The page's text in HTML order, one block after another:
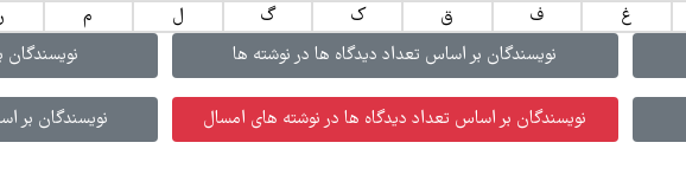
غ ف ق ک گ ل م
نویسندگان بر اساس تعداد دیدگاه ها در نوشته ها نویسندگان
نویسندگان بر اساس تعداد دیدگاه ها در نوشته های امسال نویسندگان بر